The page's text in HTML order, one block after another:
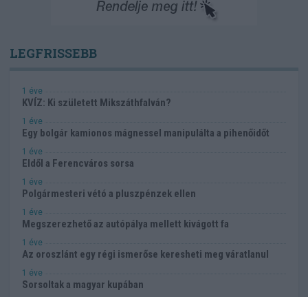
LEGFRISSEBB
1 éve
KVÍZ: Ki született Mikszáthfalván?
1 éve
Egy bolgár kamionos mágnessel manipulálta a pihenőidőt
1 éve
Eldől a Ferencváros sorsa
1 éve
Polgármesteri vétó a pluszpénzek ellen
1 éve
Megszerezhető az autópálya mellett kivágott fa
1 éve
Az oroszlánt egy régi ismerőse keresheti meg váratlanul
1 éve
Sorsoltak a magyar kupában